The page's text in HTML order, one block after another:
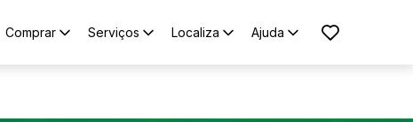
Comprar Serviços Localiza Ajuda